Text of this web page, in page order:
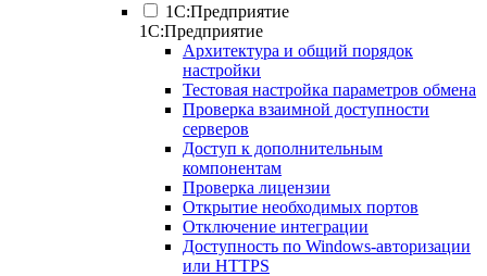
1С:Предприятие
1С:Предприятие
Архитектура и общий порядок
настройки
Тестовая настройка параметров обмена
Проверка взаимной доступности
серверов
Доступ к дополнительным
компонентам
Проверка лицензии
Открытие необходимых портов
Отключение интеграции
Доступность по Windows-авторизации
или HTTPS